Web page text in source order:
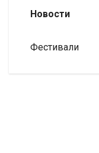
Новости
Фестивали